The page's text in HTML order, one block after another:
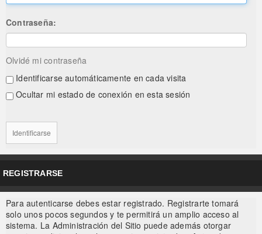
Contraseña:
Olvidé mi contraseña
Identificarse automáticamente en cada visita
Ocultar mi estado de conexión en esta sesión
REGISTRARSE
Para autenticarse debes estar registrado. Registrarte tomará
solo unos pocos segundos y te permitirá un amplio acceso al
sistema. La Administración del Sitio puede además otorgar